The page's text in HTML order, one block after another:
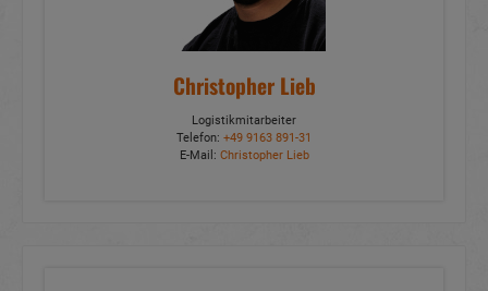
Christopher Lieb
Logistikmitarbeiter
Telefon: +49 9163 891-31
E-Mail: Christopher Lieb